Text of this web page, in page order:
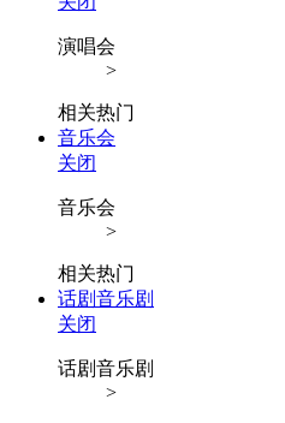
演唱会
>
相关热门
音乐会
关闭
音乐会
>
相关热门
话剧音乐剧
关闭
话剧音乐剧
>